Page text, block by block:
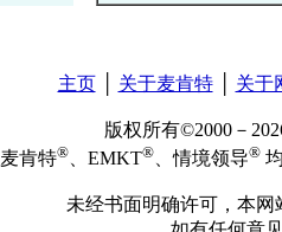
主页│ 关于麦肯特│ 关于
版权所有©2000－
麦肯特® 、EMKT® 、情境领导®
未经书面明确许可，本